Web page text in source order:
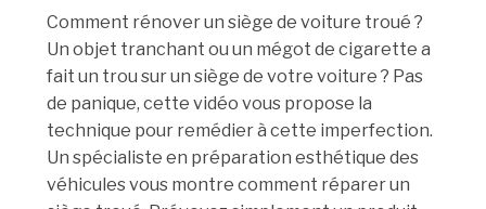
Comment rénover un siège de voiture troué ?
Un objet tranchant ou un mégot de cigarette a
fait un trou sur un siège de votre voiture ? Pas
de panique, cette vidéo vous propose la
technique pour remédier à cette imperfection.
Un spécialiste en préparation esthétique des
véhicules vous montre comment réparer un